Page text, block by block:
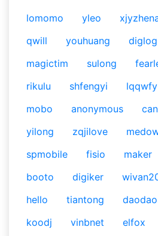
lomomo
yleo
qwill
youhuang diglog
magictim
sulong
rikulu
shfengyi lqqwfy
mobo
anonymous
yilong
zqjilove
spmobile
fisio maker
booto
digiker
hello
tiantong daodao
koodj
vinbnet elfox